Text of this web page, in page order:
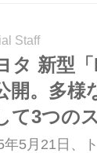
ズを幅広い
いプレミアム
」の価格帯
万円、「GLE
万円から2435
Staff
タ 新型
開。多様
て3つの
年5月21日、